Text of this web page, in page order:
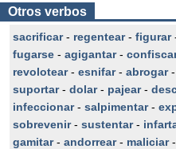
Otros verbos
sacrificar- regentear- figurar
fugarse - agigantar-
revolotear- esnifar- abrogar-
suportar- dolar- pajear-
infeccionar- salpimentar-
sobrevenir- sustentar-
gamitar- andorrear- maliciar-